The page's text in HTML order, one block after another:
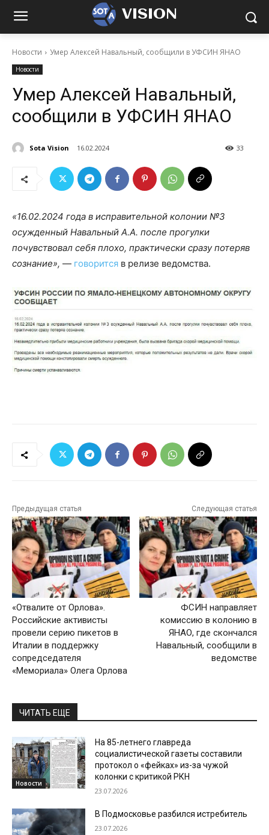
VISION
Новости Умер Алексей Навальный, сообщили в УФСИН ЯНАО
Новости
Умер Алексей Навальный,
сообщили в УФСИН ЯНАО
Sota Vision 16.02.2024 33
«16.02.2024 года в исправительной колонии №3
осужденный Навальный А.А. после прогулки
почувствовал себя плохо, практически сразу потеряв
сознание», — говорится в релизе ведомства.
Предыдущая статья
«Отвалите от Орлова».
Российские активисты
провели серию пикетов в
Италии в поддержку
сопредседателя
«Мемориала» Олега Орлова
Следующая статья
ФСИН направляет
комиссию в колонию в
ЯНАО, где скончался
Навальный, сообщили в
ведомстве
ЧИТАТЬ ЕЩЕ
Новости
На 85-летнего главреда
социалистической газеты составили
протокол о «фейках» из-за чужой
колонки с критикой РКН
23.07.2026
В Подмосковье разбился истребитель
23.07.2026